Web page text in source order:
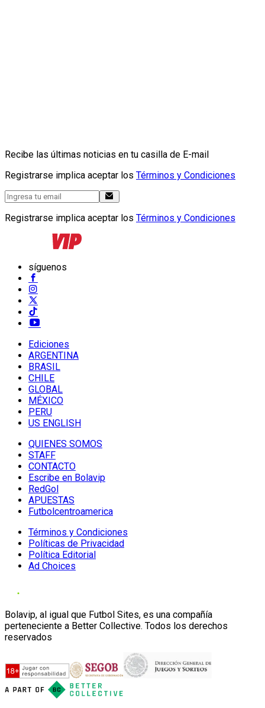
Recibe las últimas noticias en tu casilla de E-mail
Registrarse implica aceptar los Términos y Condiciones
Registrarse implica aceptar los Términos y Condiciones
síguenos
Ediciones
ARGENTINA
BRASIL
CHILE
GLOBAL
MÉXICO
PERU
US ENGLISH
QUIENES SOMOS
STAFF
CONTACTO
Escribe en Bolavip
RedGol
APUESTAS
Futbolcentroamerica
Términos y Condiciones
Políticas de Privacidad
Política Editorial
Ad Choices
Bolavip, al igual que Futbol Sites, es una compañía
perteneciente a Better Collective. Todos los derechos
reservados